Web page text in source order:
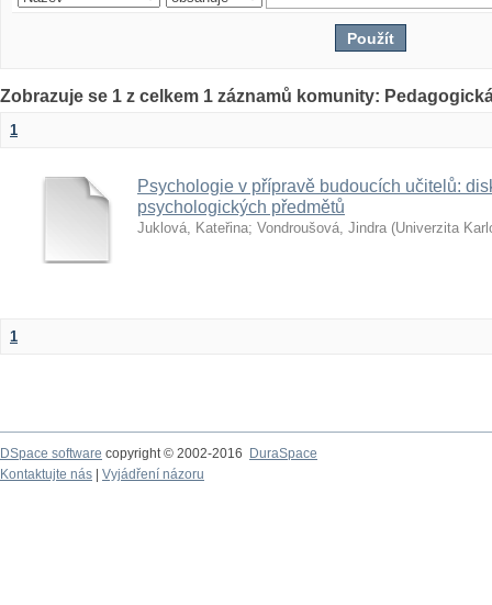
Zobrazuje se 1 z celkem 1 záznamů komunity:
1
Psychologie v přípravě budoucích učitelů:
psychologických předmětů
Juklová, Kateřina; Vondroušová, Jindra (Univerzita
1
DSpace software copyright © 2002-2016
DuraSpace
Kontaktujte nás
Vyjádření názoru